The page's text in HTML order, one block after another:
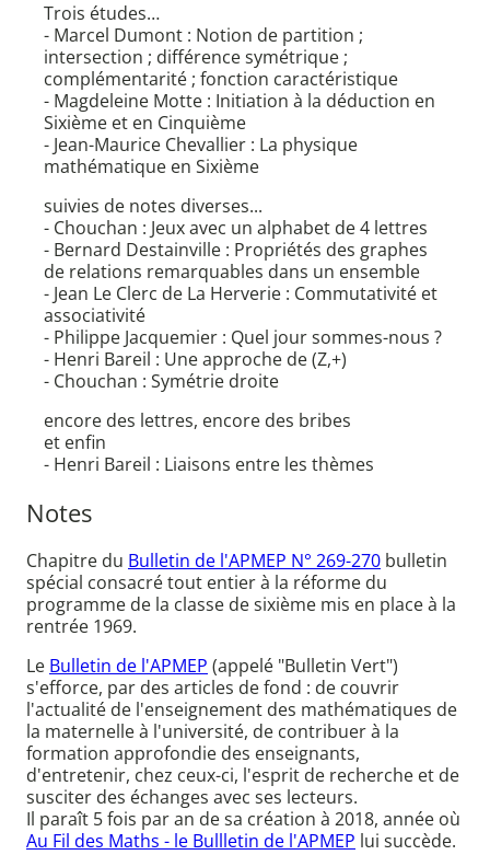
Trois études…
- Marcel Dumont : Notion de partition ;
intersection ; différence symétrique ;
complémentarité ; fonction caractéristique
- Magdeleine Motte : Initiation à la déduction en
Sixième et en Cinquième
- Jean-Maurice Chevallier : La physique
mathématique en Sixième
suivies de notes diverses...
- Chouchan : Jeux avec un alphabet de 4 lettres
- Bernard Destainville : Propriétés des graphes
de relations remarquables dans un ensemble
- Jean Le Clerc de La Herverie : Commutativité et
associativité
- Philippe Jacquemier : Quel jour sommes-nous ?
- Henri Bareil : Une approche de (Z,+)
- Chouchan : Symétrie droite
encore des lettres, encore des bribes
et enfin
- Henri Bareil : Liaisons entre les thèmes
Notes
Chapitre du Bulletin de l'APMEP N° 269-270 bulletin
spécial consacré tout entier à la réforme du
programme de la classe de sixième mis en place à la
rentrée 1969.
Le Bulletin de l'APMEP (appelé "Bulletin Vert")
s'efforce, par des articles de fond : de couvrir
l'actualité de l'enseignement des mathématiques de
la maternelle à l'université, de contribuer à la
formation approfondie des enseignants,
d'entretenir, chez ceux-ci, l'esprit de recherche et de
susciter des échanges avec ses lecteurs.
Il paraît 5 fois par an de sa création à 2018, année où
Au Fil des Maths - le Bullletin de l'APMEP lui succède.